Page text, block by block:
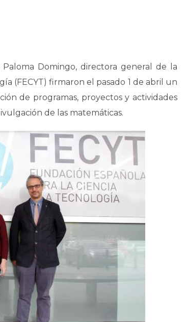
Domingo, directora general de la
(FECYT) firmaron el pasado 1 de abril un
de programas, proyectos y actividades
de las matemáticas.